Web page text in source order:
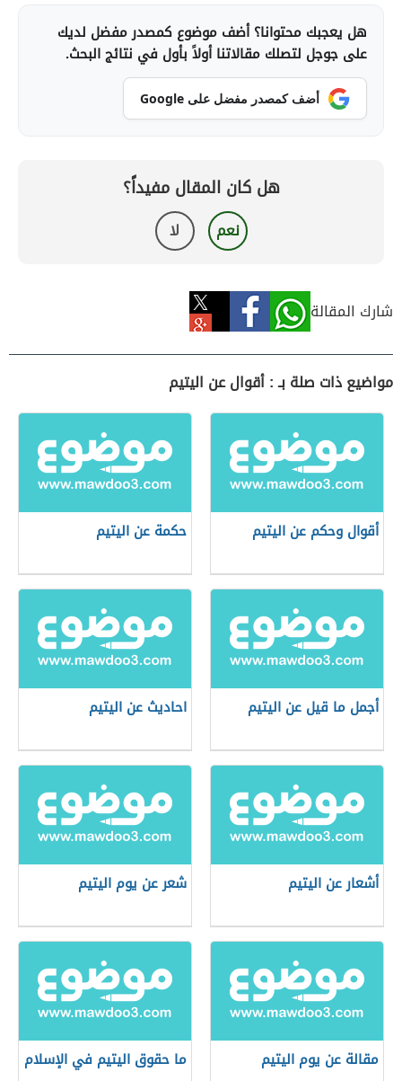
هل يعجبك محتوانا؟ أضف موضوع كمصدر مفضل لديك
على جوجل لتصلك مقالاتنا أولاً بأول في نتائج البحث.
أضف كمصدر مفضل على Google
هل كان المقال مفيداً؟
نعم لا
شارك المقالة
مواضيع ذات صلة بـ : أقوال عن اليتيم
أقوال وحكم عن اليتيم حكمة عن اليتيم
أجمل ما قيل عن اليتيم احاديث عن اليتيم
أشعار عن اليتيم شعر عن يوم اليتيم
مقالة عن يوم اليتيم ما حقوق اليتيم في الإسلام